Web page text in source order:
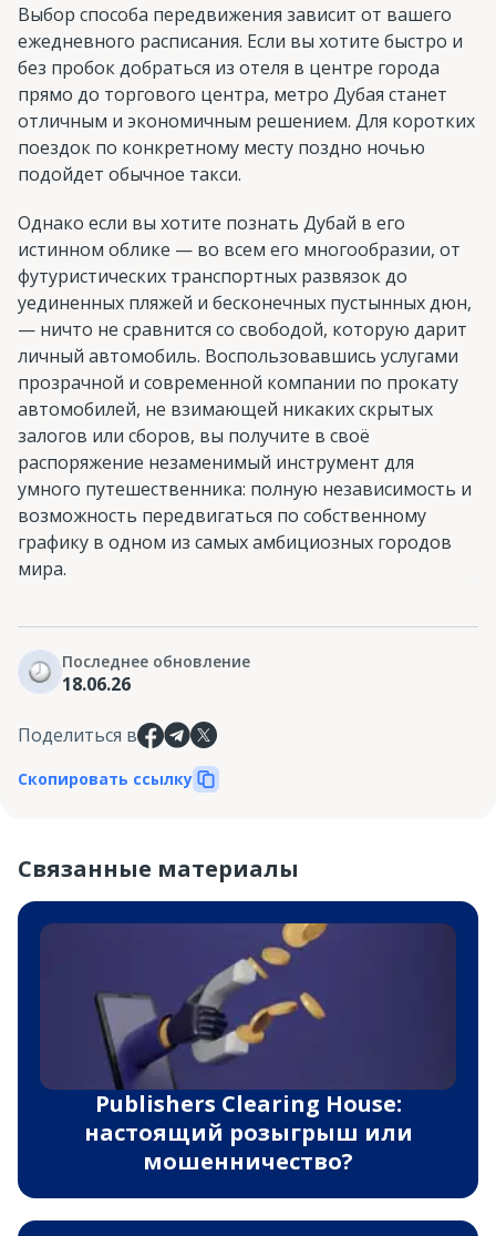
Выбор способа передвижения зависит от вашего
ежедневного расписания. Если вы хотите быстро и
без пробок добраться из отеля в центре города
прямо до торгового центра, метро Дубая станет
отличным и экономичным решением. Для коротких
поездок по конкретному месту поздно ночью
подойдет обычное такси.
Однако если вы хотите познать Дубай в его
истинном облике — во всем его многообразии, от
футуристических транспортных развязок до
уединенных пляжей и бесконечных пустынных дюн,
— ничто не сравнится со свободой, которую дарит
личный автомобиль. Воспользовавшись услугами
прозрачной и современной компании по прокату
автомобилей, не взимающей никаких скрытых
залогов или сборов, вы получите в своё
распоряжение незаменимый инструмент для
умного путешественника: полную независимость и
возможность передвигаться по собственному
графику в одном из самых амбициозных городов
мира.
Последнее обновление
18.06.26
Поделиться в
Скопировать ссылку
Связанные материалы
Publishers Clearing House:
настоящий розыгрыш или
мошенничество?